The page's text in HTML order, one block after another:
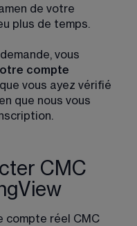
de votre
plus de temps.
vous
compte
vous ayez vérifié
que nous vous
CMC
compte réel CMC